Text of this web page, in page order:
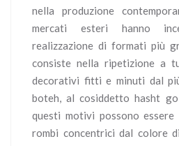
nella produzione
mercati esteri hanno
realizzazione di formati più
consiste nella ripetizione a
decorativi fitti e minuti dal
boteh, al cosiddetto hasht
questi motivi possono
rombi concentrici dal colore